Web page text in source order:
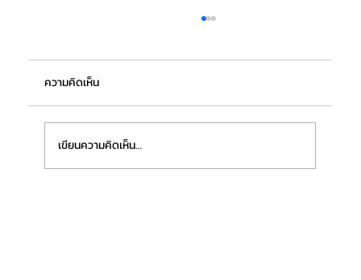
ความคิดเห็น
เขียนความคิดเห็น…